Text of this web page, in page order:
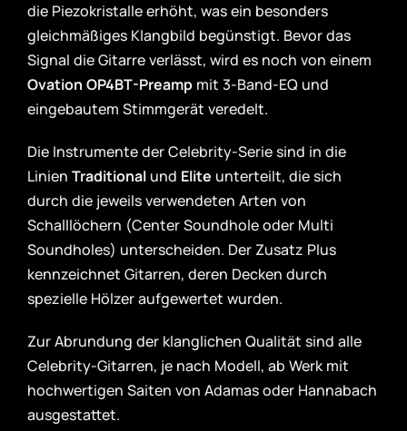
die Piezokristalle erhöht, was ein besonders
gleichmäßiges Klangbild begünstigt. Bevor das
Signal die Gitarre verlässt, wird es noch von einem
Ovation OP4BT-Preamp mit 3-Band-EQ und
eingebautem Stimmgerät veredelt.
Die Instrumente der Celebrity-Serie sind in die
Linien Traditional und Elite unterteilt, die sich
durch die jeweils verwendeten Arten von
Schalllöchern (Center Soundhole oder Multi
Soundholes) unterscheiden. Der Zusatz Plus
kennzeichnet Gitarren, deren Decken durch
spezielle Hölzer aufgewertet wurden.
Zur Abrundung der klanglichen Qualität sind alle
Celebrity-Gitarren, je nach Modell, ab Werk mit
hochwertigen Saiten von Adamas oder Hannabach
ausgestattet.